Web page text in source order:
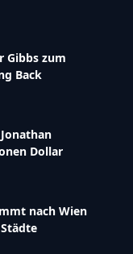
Gibbs zum
Back
Dollar
nach Wien